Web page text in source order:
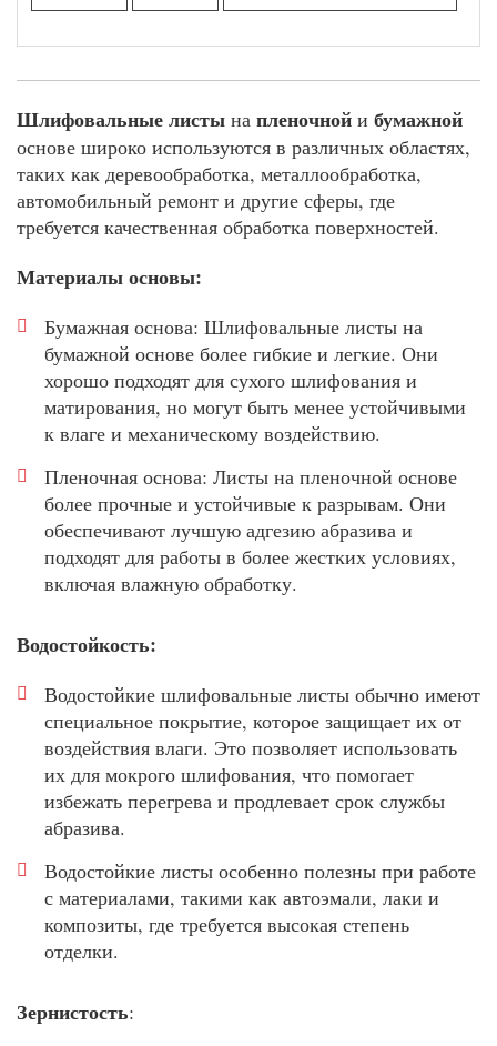
Шлифовальные листы на пленочной и бумажной
основе широко используются в различных областях,
таких как деревообработка, металлообработка,
автомобильный ремонт и другие сферы, где
требуется качественная обработка поверхностей.
Материалы основы:
Бумажная основа: Шлифовальные листы на
бумажной основе более гибкие и легкие. Они
хорошо подходят для сухого шлифования и
матирования, но могут быть менее устойчивыми
к влаге и механическому воздействию.
Пленочная основа: Листы на пленочной основе
более прочные и устойчивые к разрывам. Они
обеспечивают лучшую адгезию абразива и
подходят для работы в более жестких условиях,
включая влажную обработку.
Водостойкость:
Водостойкие шлифовальные листы обычно имеют
специальное покрытие, которое защищает их от
воздействия влаги. Это позволяет использовать
их для мокрого шлифования, что помогает
избежать перегрева и продлевает срок службы
абразива.
Водостойкие листы особенно полезны при работе
с материалами, такими как автоэмали, лаки и
композиты, где требуется высокая степень
отделки.
Зернистость: